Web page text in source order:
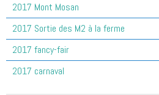
2017 Mont Mosan
2017 Sortie des M2 à la ferme
2017 fancy-fair
2017 carnaval